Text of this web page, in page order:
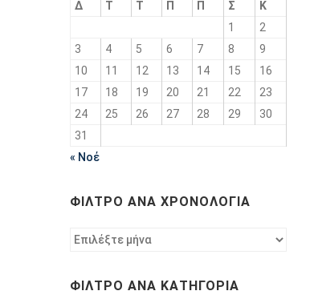
Δ
Τ Τ Π Π Σ
Κ
1
2
3
4 5 6 7 8
9
10
11 12 13 14 15
16
17
18 19 20 21 22
23
24
25 26 27 28 29
30
31
« Νοέ
ΦΊΛΤΡΟ ΑΝΆ ΧΡΟΝΟΛΟΓΊΑ
Φίλτρο
ΦΊΛΤΡΟ ΑΝΆ ΚΑΤΗΓΟΡΊΑ